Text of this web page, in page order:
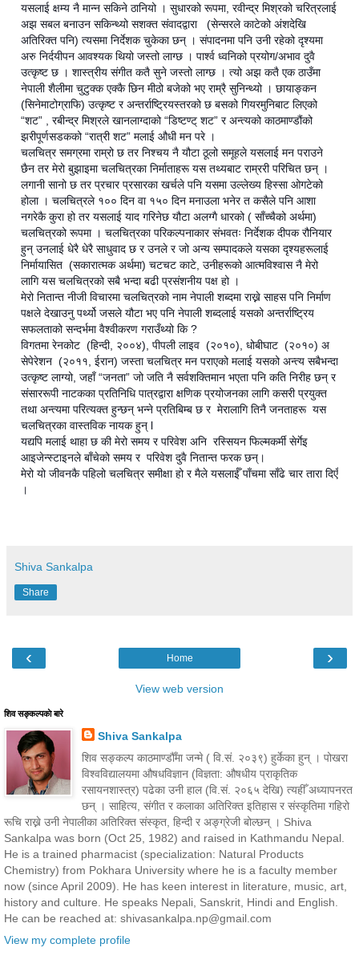
यसलाई क्षम्य नै मान्न सकिने ठानियो । सुधारको रूपमा, रवीन्द्र मिश्रको चरित्रलाई
अझ सबल बनाउन सकिन्थ्यो सशक्त संवादद्वारा (सेन्सरले काटेको अंशदेखि
अतिरिक्त पनि) त्यसमा निर्देशक चुकेका छन् । संपादनमा पनि उनी रहेको दृश्यमा
अरु निर्दयीपन आवश्यक थियो जस्तो लाग्छ । पार्श्व ध्वनिको प्रयोग/अभाव दुवै
उत्कृष्ट छ । शास्त्रीय संगीत कतै सुने जस्तो लाग्छ । त्यो अझ कतै एक ठाउँमा
नेपाली शैलीमा चुटुक्क एक्कै छिन मीठो बजेको भए राम्रै सुनिन्थ्यो । छायाङ्कन
(सिनेमाटोग्राफि) उत्कृष्ट र अन्तर्राष्ट्रियस्तरको छ बसको गियरमुनिबाट लिएको
“शट” , रबीन्द्र मिश्रले खानलाग्दाको “डिष्टण्ट् शट” र अन्त्यको काठमाण्डौंको
झरीपूर्णसडकको “रात्री शट” मलाई औधी मन परे ।
चलचित्र समग्रमा राम्रो छ तर निश्चय नै यौटा ठूलो समूहले यसलाई मन पराउने
छैन तर मेरो बुझाइमा चलचित्रका निर्माताहरू यस तथ्यबाट राम्ररी परिचित छन् ।
लगानी सानो छ तर प्रचार प्रसारका खर्चले पनि यसमा उल्लेख्य हिस्सा ओगटेको
होला । चलचित्रले १०० दिन वा १५० दिन मनाउला भनेर त कसैले पनि आशा
नगरेकै कुरा हो तर यसलाई याद गरिनेछ यौटा अलग्गै धारको ( साँच्चैको अर्थमा)
चलचित्रको रूपमा । चलचित्रका परिकल्पनाकार संभवतः निर्देशक दीपक रौनियार
हुन् उनलाई धेरै धेरै साधुवाद छ र उनले र जो अन्य सम्पादकले यसका दृश्यहरूलाई
निर्मायासित (सकारात्मक अर्थमा) चटचट काटे, उनीहरूको आत्मविश्वास नै मेरो
लागि यस चलचित्रको सबै भन्दा बढी प्रसंशनीय पक्ष हो ।
मेरो नितान्त नीजी विचारमा चलचित्रको नाम नेपाली शब्दमा राख्ने साहस पनि निर्माण
पक्षले देखाउनु पर्थ्यो जसले यौटा भए पनि नेपाली शब्दलाई यसको अन्तर्राष्ट्रिय
सफलताको सन्दर्भमा वैश्वीकरण गराउँथ्यो कि ?
विगतमा रेनकोट (हिन्दी, २००४), पीपली लाइव (२०१०), धोबीघाट (२०१०) अ
सेपेरेशन (२०११, ईरान) जस्ता चलचित्र मन पराएको मलाई यसको अन्त्य सबैभन्दा
उत्कृष्ट लाग्यो, जहाँ “जनता” जो जति नै सर्वशक्तिमान भएता पनि कति निरीह छन् र
संसाररूपी नाटकका प्रतिनिधि पात्रद्वारा क्षणिक प्रयोजनका लागि कसरी प्रयुक्त
तथा अन्त्यमा परित्यक्त हुन्छन् भन्ने प्रतिबिम्ब छ र मेरालागि तिनै जनताहरू यस
चलचित्रका वास्तविक नायक हुन् l
यद्यपि मलाई थाहा छ की मेरो समय र परिवेश अनि रस्सियन फिल्मकर्मी सेर्गेइ
आइजेन्स्टाइनले बाँचेको समय र परिवेश दुवै नितान्त फरक छन्।
मेरो यो जीवनकै पहिलो चलचित्र समीक्षा हो र मैले यसलाईँ पाँचमा साँढे चार तारा दिएँ
।
Shiva Sankalpa
Share
‹ ›
Home
View web version
शिव सङ्कल्पकाे बारे
Shiva Sankalpa
शिव सङ्कल्प काठमाण्डौँमा जन्मे ( वि.सं. २०३९) हुर्केका हुन् । पोखरा
विश्वविद्यालयमा औषधविज्ञान (विज्ञता: औषधीय प्राकृतिक
रसायनशास्त्र) पढेका उनी हाल (वि.सं. २०६५ देखि) त्यहीँ अध्यापनरत
छन् । साहित्य, संगीत र कलाका अतिरिक्त इतिहास र संस्कृतिमा गहिरो
रूचि राख्ने उनी नेपालीका अतिरिक्त संस्कृत, हिन्दी र अङ्ग्रेजी बोल्छन् । Shiva
Sankalpa was born (Oct 25, 1982) and raised in Kathmandu Nepal.
He is a trained pharmacist (specialization: Natural Products
Chemistry) from Pokhara University where he is a faculty member
now (since April 2009). He has keen interest in literature, music, art,
history and culture. He speaks Nepali, Sanskrit, Hindi and English.
He can be reached at: shivasankalpa.np@gmail.com
View my complete profile